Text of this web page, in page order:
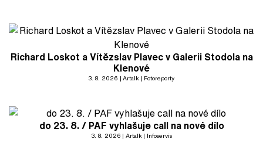
Richard Loskot a Vítězslav Plavec v Galerii Stodola na
Klenové
3. 8. 2026 Artalk Fotoreporty
do 23. 8. / PAF vyhlašuje call na nové dílo
3. 8. 2026 Artalk Infoservis